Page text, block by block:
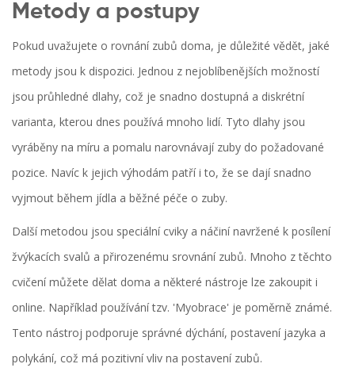
Metody a postupy
Pokud uvažujete o rovnání zubů doma, je důležité vědět, jaké
metody jsou k dispozici. Jednou z nejoblíbenějších možností
jsou průhledné dlahy, což je snadno dostupná a diskrétní
varianta, kterou dnes používá mnoho lidí. Tyto dlahy jsou
vyráběny na míru a pomalu narovnávají zuby do požadované
pozice. Navíc k jejich výhodám patří i to, že se dají snadno
vyjmout během jídla a běžné péče o zuby.
Další metodou jsou speciální cviky a náčiní navržené k posílení
žvýkacích svalů a přirozenému srovnání zubů. Mnoho z těchto
cvičení můžete dělat doma a některé nástroje lze zakoupit i
online. Například používání tzv. 'Myobrace' je poměrně známé.
Tento nástroj podporuje správné dýchání, postavení jazyka a
polykání, což má pozitivní vliv na postavení zubů.